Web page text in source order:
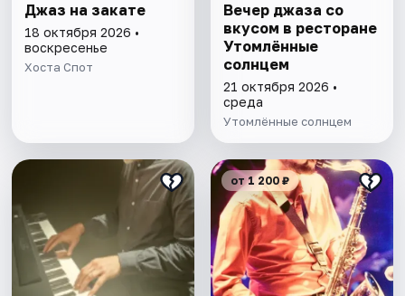
Джаз на закате
18 октября 2026 •
воскресенье
Хоста Спот
Вечер джаза со
вкусом в ресторане
Утомлённые
солнцем
21 октября 2026 •
среда
Утомлённые солнцем
от 1 200 ₽